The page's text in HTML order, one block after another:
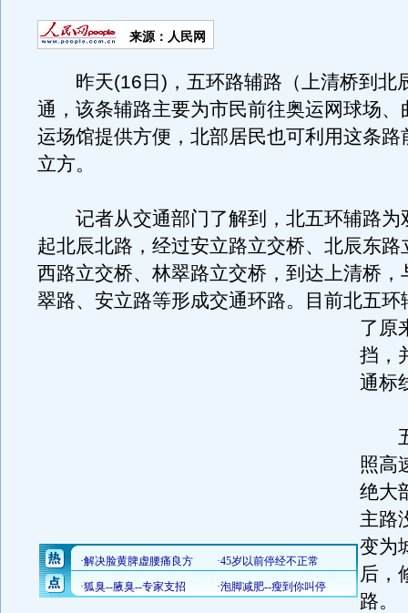
来源：人民网
昨天(16日)，五环路辅路（上清桥到北
通，该条辅路主要为市民前往奥运网球场、
运场馆提供方便，北部居民也可利用这条路
立方。
记者从交通部门了解到，北五环辅路为
起北辰北路，经过安立路立交桥、北辰东路
西路立交桥、林翠路立交桥，到达上清桥，
翠路、安立路等形成交通环路。
目前北五
了原
挡，
通标
五
照高
绝大
主路
变为
后，
路。